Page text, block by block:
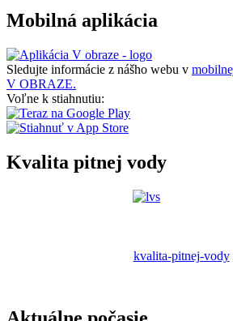
Mobilná aplikácia
Sledujte informácie z nášho webu v
V OBRAZE.
Voľne k stiahnutiu:
Kvalita pitnej vody
kvalita-pitnej-vody